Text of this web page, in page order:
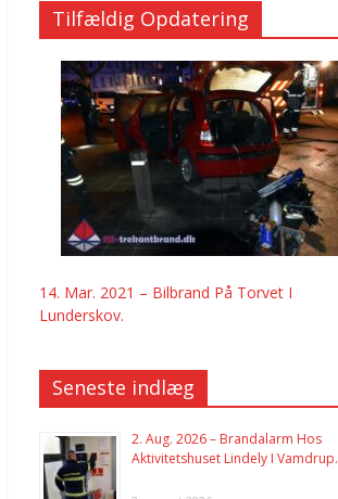
Tilfældig Opdatering
14. Mar. 2021 – Bilbrand På Torvet I
Lunderskov.
Seneste indlæg
2. Aug. 2026 – Brandalarm Hos
Aktivitetshuset Lindely I Vamdrup.